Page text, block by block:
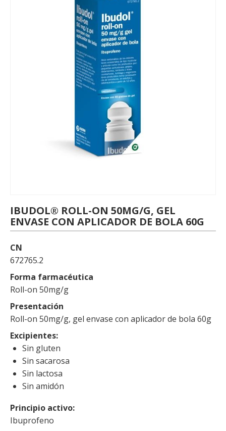
IBUDOL® ROLL-ON 50MG/G, GEL
ENVASE CON APLICADOR DE BOLA 60G
CN
672765.2
Forma farmacéutica
Roll-on 50mg/g
Presentación
Roll-on 50mg/g, gel envase con aplicador de bola 60g
Excipientes
Sin gluten
Sin sacarosa
Sin lactosa
Sin amidón
Principio activo
Ibuprofeno